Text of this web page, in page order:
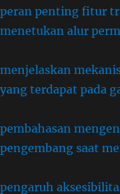
peran penting fitur
menetukan alur
menjelaskan
yang terdapat pada
pembahasan
pengembang saat
pengaruh